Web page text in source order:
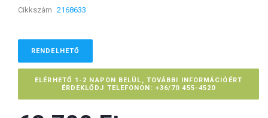
Cikkszám 2168633
RENDELHETŐ
ELÉRHETŐ 1-2 NAPON BELÜL, TOVÁBBI INFORMÁCIÓÉRT
ÉRDEKLŐDJ TELEFONON: +36/70 455-4520